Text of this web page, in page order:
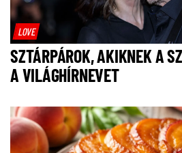
LOVE
SZTÁRPÁROK, AKIKNEK A
A VILÁGHÍRNEVET